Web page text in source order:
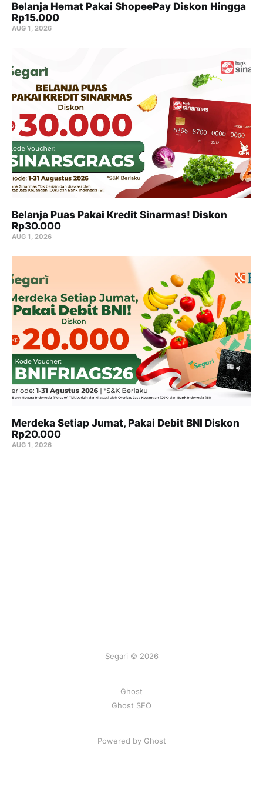
Belanja Hemat Pakai ShopeePay Diskon Hingga
Rp15.000
AUG 1, 2026
Belanja Puas Pakai Kredit Sinarmas! Diskon
Rp30.000
AUG 1, 2026
Merdeka Setiap Jumat, Pakai Debit BNI Diskon
Rp20.000
AUG 1, 2026
Segari © 2026
Ghost
Ghost SEO
Powered by Ghost